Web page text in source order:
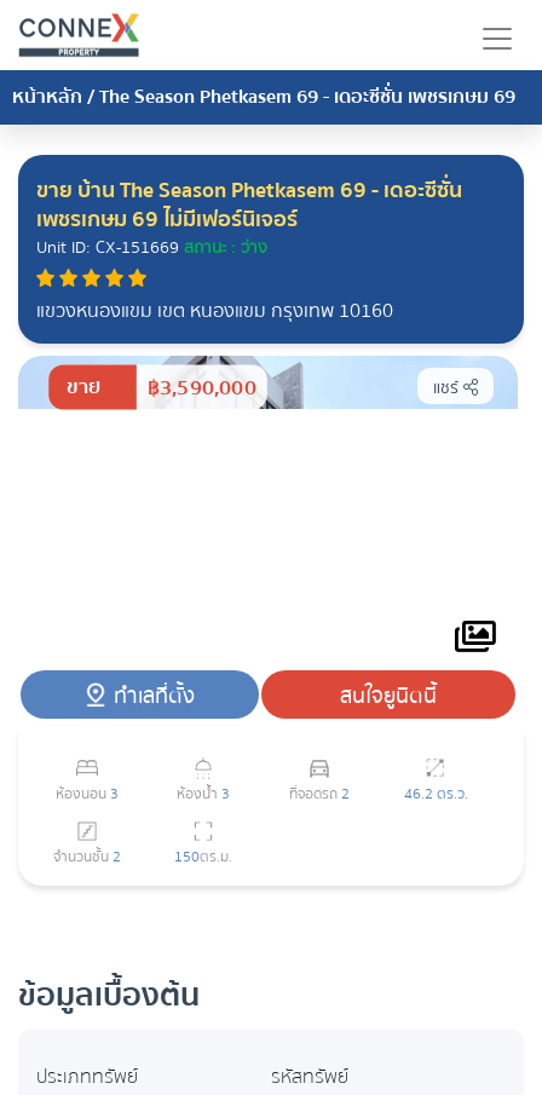
หน้าหลัก/The Season Phetkasem 69 - เดอะซีซั่น เพชรเกษม 69
ขาย บ้าน The Season Phetkasem 69 - เดอะซีซั่น
เพชรเกษม 69 ไม่มีเฟอร์นิเจอร์
Unit ID: CX-151669 สถานะ : ว่าง
แขวงหนองแขม เขต หนองแขม กรุงเทพ 10160
ขาย ฿3,590,000 แชร์
ทำเลที่ตั้ง สนใจยูนิตนี้
ห้องนอน 3 ห้องน้ำ 3 ที่จอดรถ2 46.2 ตร.ว.
จำนวนชั้น2 150ตร.ม.
ข้อมูลเบื้องต้น
ประเภททรัพย์
รหัสทรัพย์